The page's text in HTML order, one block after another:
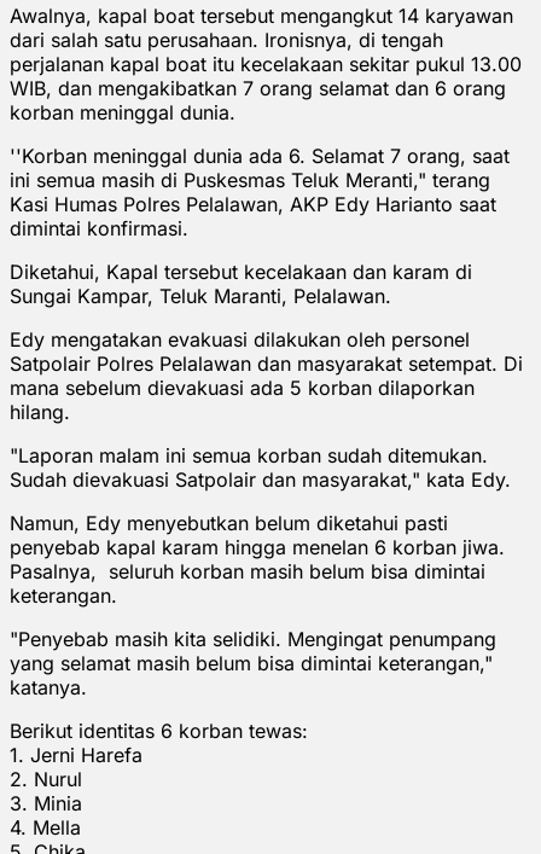
Awalnya, kapal boat tersebut mengangkut 14 karyawan
dari salah satu perusahaan. Ironisnya, di tengah
perjalanan kapal boat itu kecelakaan sekitar pukul 13.00
WIB, dan mengakibatkan 7 orang selamat dan 6 orang
korban meninggal dunia.
''Korban meninggal dunia ada 6. Selamat 7 orang, saat
ini semua masih di Puskesmas Teluk Meranti," terang
Kasi Humas Polres Pelalawan, AKP Edy Harianto saat
dimintai konfirmasi.
Diketahui, Kapal tersebut kecelakaan dan karam di
Sungai Kampar, Teluk Maranti, Pelalawan.
Edy mengatakan evakuasi dilakukan oleh personel
Satpolair Polres Pelalawan dan masyarakat setempat. Di
mana sebelum dievakuasi ada 5 korban dilaporkan
hilang.
"Laporan malam ini semua korban sudah ditemukan.
Sudah dievakuasi Satpolair dan masyarakat," kata Edy.
Namun, Edy menyebutkan belum diketahui pasti
penyebab kapal karam hingga menelan 6 korban jiwa.
Pasalnya, seluruh korban masih belum bisa dimintai
keterangan.
"Penyebab masih kita selidiki. Mengingat penumpang
yang selamat masih belum bisa dimintai keterangan,"
katanya.
Berikut identitas 6 korban tewas:
1. Jerni Harefa
2. Nurul
3. Minia
4. Mella